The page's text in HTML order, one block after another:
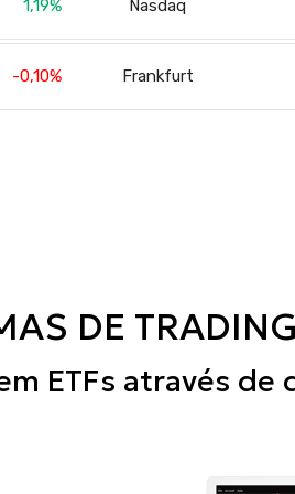
1,19 Nasdaq
-0,10 Frankfurt
DE TRADING
ETFs através de